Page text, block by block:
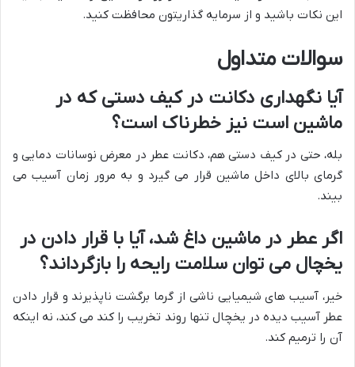
این نکات باشید و از سرمایه گذاریتون محافظت کنید.
سوالات متداول
آیا نگهداری دکانت در کیف دستی که در
ماشین است نیز خطرناک است؟
بله، حتی در کیف دستی هم، دکانت عطر در معرض نوسانات دمایی و
گرمای بالای داخل ماشین قرار می گیرد و به مرور زمان آسیب می
بیند.
اگر عطر در ماشین داغ شد، آیا با قرار دادن در
یخچال می توان سلامت رایحه را بازگرداند؟
خیر، آسیب های شیمیایی ناشی از گرما برگشت ناپذیرند و قرار دادن
عطر آسیب دیده در یخچال تنها روند تخریب را کند می کند، نه اینکه
آن را ترمیم کند.